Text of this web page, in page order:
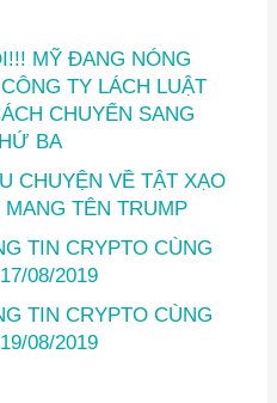
MỸ ĐANG NÓNG
TY LÁCH LUẬT
CHUYỂN SANG
BA
CHUYỆN VỀ TẬT XẠO
MANG TÊN TRUMP
TIN CRYPTO CÙNG
08/2019
TIN CRYPTO CÙNG
08/2019